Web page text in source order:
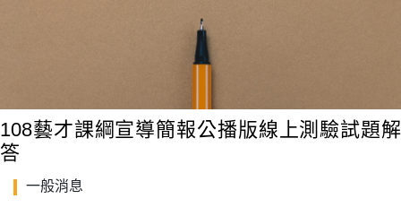
108藝才課綱宣導簡報公播版線上測驗試題解
答
一般消息